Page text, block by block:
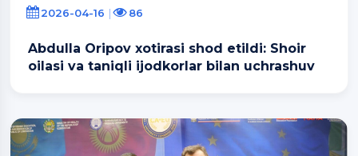
2026-04-16 86
Abdulla Oripov xotirasi shod etildi: Shoir
oilasi va taniqli ijodkorlar bilan uchrashuv